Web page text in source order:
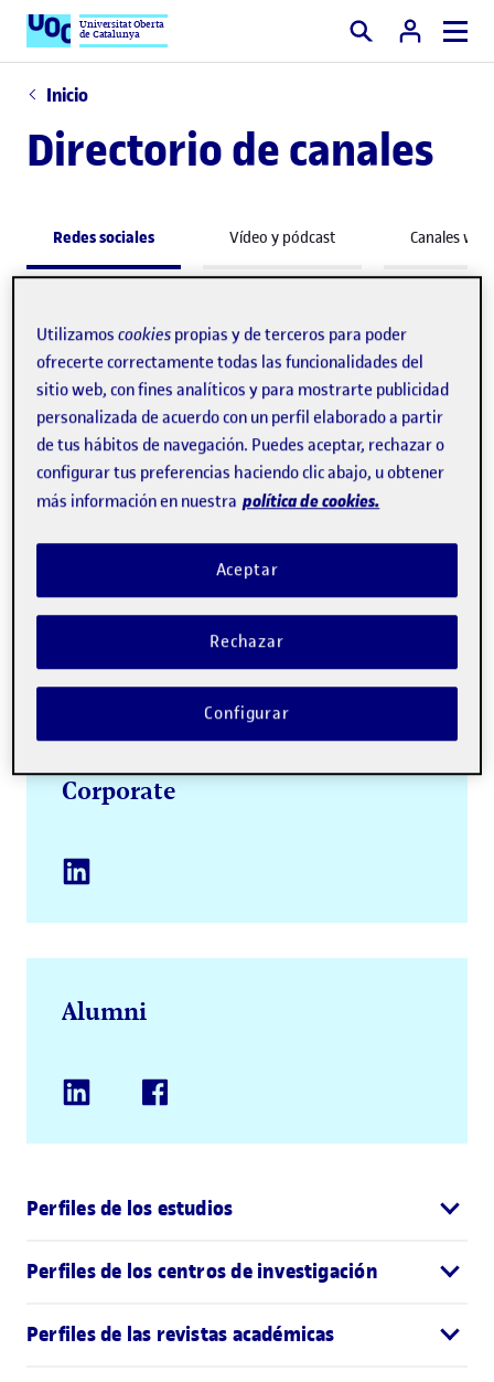
Universitat Oberta
de Catalunya Buscar
Inicio
Directorio de canales
Redes sociales Vídeo y pódcast Canales web
Redes sociales
Conecta con la Universitat Oberta de Catalunya a
través de sus canales institucionales, académicos y
de investigación.
Canales institucionales
Corporate
Alumni
Perfiles de los estudios
Perfiles de los centros de investigación
Perfiles de las revistas académicas
Utilizamoscookies propias y de terceros para poder
ofrecerte correctamente todas las funcionalidades del
sitio web, con fines analíticos y para mostrarte publicidad
personalizada de acuerdo con un perfil elaborado a partir
de tus hábitos de navegación. Puedes aceptar, rechazar o
configurar tus preferencias haciendo clic abajo, u obtener
más información en nuestra política de cookies.
Rechazar
Aceptar
Configurar